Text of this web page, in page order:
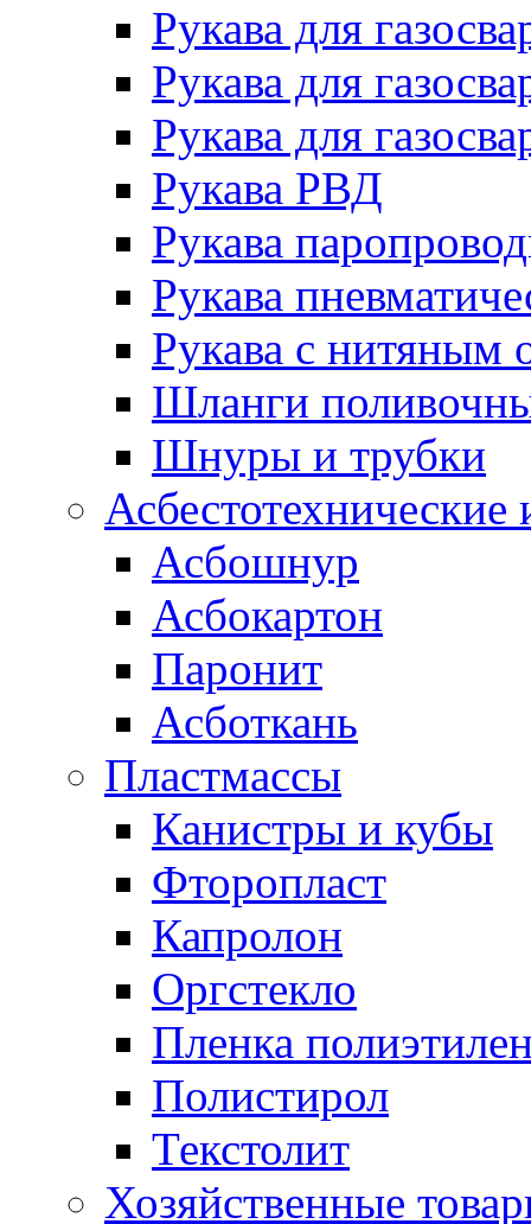
Рукава для
Рукава для
Рукава для
Рукава РВД
Рукава
Рукава
Рукава с нитяным
Шланги
Шнуры и трубки
Асбестотехнические
Асбошнур
Асбокартон
Паронит
Асботкань
Пластмассы
Канистры и кубы
Фторопласт
Капролон
Оргстекло
Пленка
Полистирол
Текстолит
Хозяйственные